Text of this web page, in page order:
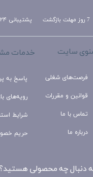
پشتیبانی ۲۴ ساعته 7 روز مهلت بازگشت
خدمات
پاسخ به
رویه‌های
شرایط
حریم
سایت
فرصت‌های شغلی
قوانین و مقررات
تماس با ما
درباره ما
دنبال چه محصولی هستید؟